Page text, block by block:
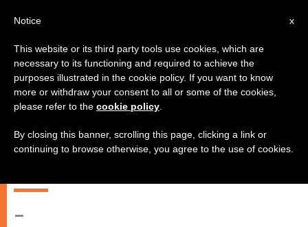
الرئيس العام للمعهد الحبري
للرسالات الخارجية يقول: نأمل بأن
يُفرج عن الأب بوصي في القريب
–
x
Notice
This website or its third party tools use cookies, which are
necessary to its functioning and required to achieve the
purposes illustrated in the cookie policy. If you want to know
more or withdraw your consent to all or some of the cookies,
please refer to the cookie policy
By closing this banner, scrolling this page, clicking a link or
continuing to browse otherwise, you agree to the use of cookies.